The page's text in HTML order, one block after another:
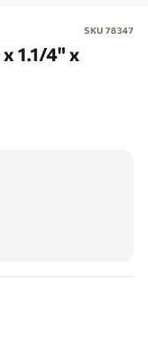
SKU 78347
1.1/4" x